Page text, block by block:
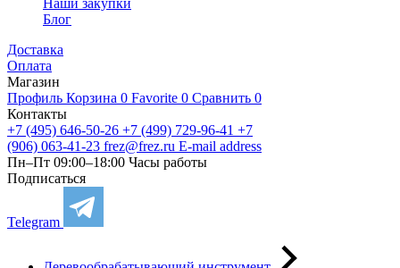
Наши закупки
Блог
Доставка
Оплата
Магазин
Профиль Корзина 0 Favorite 0 Сравнить 0
Контакты
+7 (495) 646-50-26 +7 (499) 729-96-41 +7
(906) 063-41-23 frez@frez.ru E-mail address
Пн–Пт 09:00–18:00 Часы работы
Подписаться
Telegram